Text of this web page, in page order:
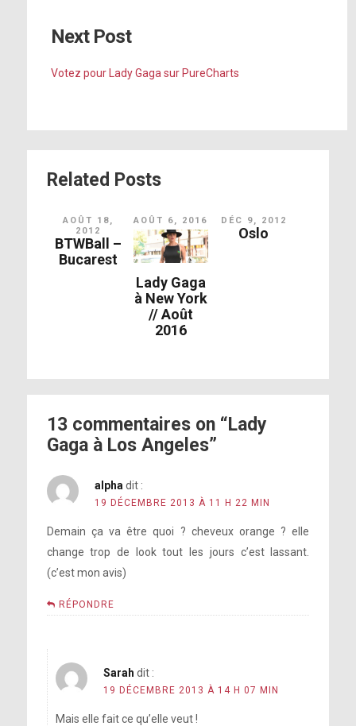
Next Post
Votez pour Lady Gaga sur PureCharts
Related Posts
AOÛT 18,
2012
BTWBall –
Bucarest
AOÛT 6, 2016
Lady Gaga
à New York
// Août
2016
DÉC 9, 2012
Oslo
13 commentaires on “Lady
Gaga à Los Angeles”
alpha dit :
19 DÉCEMBRE 2013 À 11 H 22 MIN
Demain ça va être quoi ? cheveux orange ? elle
change trop de look tout les jours c’est lassant.
(c’est mon avis)
RÉPONDRE
Sarah dit :
19 DÉCEMBRE 2013 À 14 H 07 MIN
Mais elle fait ce qu’elle veut !